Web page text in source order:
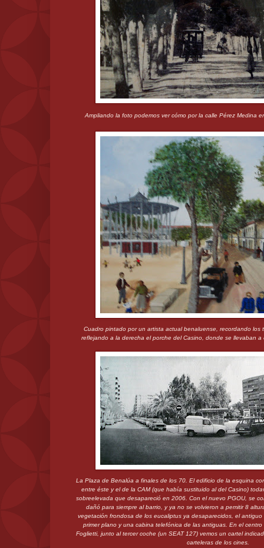
Ampliando la foto podemos ver cómo por la calle Pérez Medina
Cuadro pintado por un artista actual benaluense, recordando los
reflejando a la derecha el porche del Casino, donde se llevaban
La Plaza de Benalúa a finales de los 70. El edificio de la esquina
entre éste y el de la CAM (que había sustituido al del Casino)
sobreelevada que desapareció en 2006. Con el nuevo PGOU, se
dañó para siempre al barrio, y ya no se volvieron a pemitir 8
vegetación frondosa de los eucaliptus ya desaparecidos, el
primer plano y una cabina telefónica de las antiguas. En el
Foglietti, junto al tercer coche (un SEAT 127) vemos un cartel
carteleras de los cines.